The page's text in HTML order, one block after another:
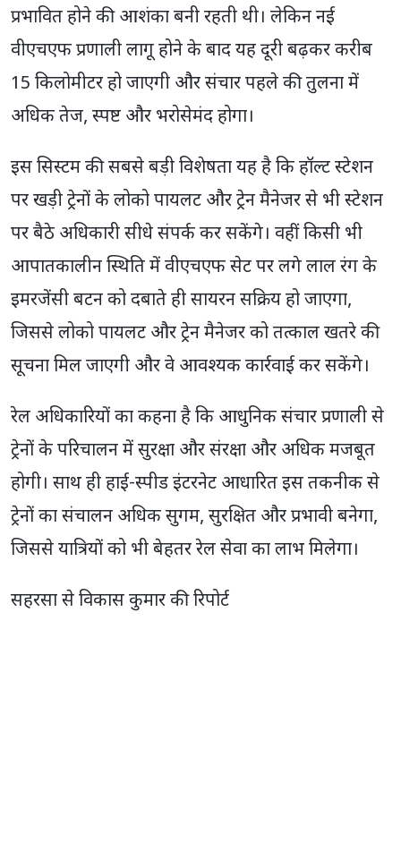
प्रभावित होने की आशंका बनी रहती थी। लेकिन नई
वीएचएफ प्रणाली लागू होने के बाद यह दूरी बढ़कर करीब
15 किलोमीटर हो जाएगी और संचार पहले की तुलना में
अधिक तेज, स्पष्ट और भरोसेमंद होगा।
इस सिस्टम की सबसे बड़ी विशेषता यह है कि हॉल्ट स्टेशन
पर खड़ी ट्रेनों के लोको पायलट और ट्रेन मैनेजर से भी स्टेशन
पर बैठे अधिकारी सीधे संपर्क कर सकेंगे। वहीं किसी भी
आपातकालीन स्थिति में वीएचएफ सेट पर लगे लाल रंग के
इमरजेंसी बटन को दबाते ही सायरन सक्रिय हो जाएगा,
जिससे लोको पायलट और ट्रेन मैनेजर को तत्काल खतरे की
सूचना मिल जाएगी और वे आवश्यक कार्रवाई कर सकेंगे।
रेल अधिकारियों का कहना है कि आधुनिक संचार प्रणाली से
ट्रेनों के परिचालन में सुरक्षा और संरक्षा और अधिक मजबूत
होगी। साथ ही हाई-स्पीड इंटरनेट आधारित इस तकनीक से
ट्रेनों का संचालन अधिक सुगम, सुरक्षित और प्रभावी बनेगा,
जिससे यात्रियों को भी बेहतर रेल सेवा का लाभ मिलेगा।
सहरसा से विकास कुमार की रिपोर्ट